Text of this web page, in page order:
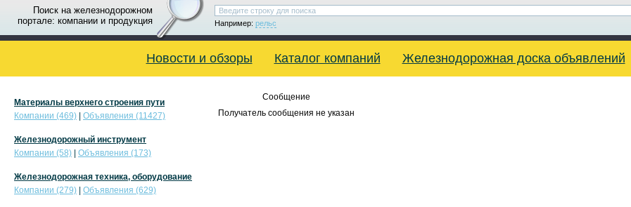
Поиск на железнодорожном
портале: компании и продукция
Например: рельс
Новости и обзоры Каталог компаний Железнодорожная доска объявлений
Сообщение
Получатель сообщения не указан
Материалы верхнего строения пути
Компании (469)
Объявления (11427)
Железнодорожный инструмент
Компании (58)
Объявления (173)
Железнодорожная техника, оборудование
Компании (279)
Объявления (629)